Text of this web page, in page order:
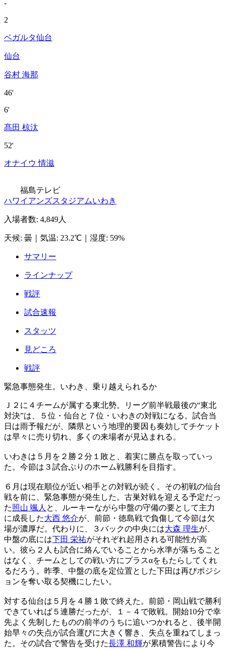
-
2
ベガルタ仙台
仙台
谷村 海那
46'
6'
髙田 椋汰
52'
オナイウ 情滋
福島テレビ
ハワイアンズスタジアムいわき
入場者数: 4,849人
天候: 曇 気温: 23.2℃ 湿度: 59%
サマリー
ラインナップ
戦評
試合速報
スタッツ
見どころ
戦評
緊急事態発生。いわき、乗り越えられるか
Ｊ２に４チームが属する東北勢。リーグ前半戦最後の“東北
対決”は、５位・仙台と７位・いわきの対戦になる。試合当
日は雨予報だが、隣県という地理的要因も奏効してチケット
は早々に売り切れ、多くの来場者が見込まれる。
いわきは５月を２勝２分１敗と、着実に勝点を取っていっ
た。今節は３試合ぶりのホーム戦勝利を目指す。
６月は現在順位が近い相手との対戦が続く。その初戦の仙台
戦を前に、緊急事態が発生した。古巣対戦を迎える予定だっ
た照山 颯人 と、ルーキーながら中盤の守備の要として主力
に成長した大西 悠介が、前節・徳島戦で負傷して今節は欠
場が濃厚だ。代わりに、３バックの中央には大森 理生が、
中盤の底には下田 栄祐がそれぞれ起用される可能性が高
い。彼ら２人も試合に絡んでいることから水準が落ちること
はなく、チームとしての戦い方にプラスαをもたらしてくれ
るだろう。昨季、中盤の底を定位置とした下田は再びポジシ
ョンを奪い取る契機にしたい。
対する仙台は５月を４勝１敗で終えた。前節・岡山戦で勝利
できていれば５連勝だったが、１－４で敗戦。開始10分で幸
先よく先制したものの前半のうちに追いつかれると、後半開
始早々の失点が試合運びに大きく響き、失点を重ねてしまっ
た。その試合で警告を受けた長澤 和輝が累積警告により今